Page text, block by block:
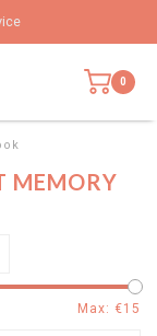
0
MEMORY
Max: €15